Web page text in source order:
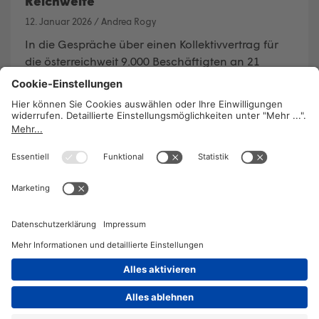
12. Januar 2026 / Andrea Rogy
In die Gespräche über einen Kollektivvertrag für
die österreichweit 9.000 Beschäftigten an 21
Fachhochschulen ist im Spätherbst ordentlich
Bewegung gekommen. GPA-
Wirtschaftsbereichssekretär Christoph
Zeiselberger sieht die Zeit für faire Bezahlung und
freiwilligen Arbeitgeberverbandes wäre aus seiner
Sicht die einfachste Lösung um rasch
Verhandlungen starten zu können.
WEITERLESEN